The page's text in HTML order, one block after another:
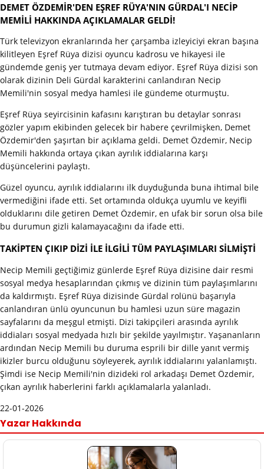
DEMET ÖZDEMİR'DEN EŞREF RÜYA'NIN GÜRDAL'I NECİP
MEMİLİ HAKKINDA AÇIKLAMALAR GELDİ!
Türk televizyon ekranlarında her çarşamba izleyiciyi ekran başına
kilitleyen Eşref Rüya dizisi oyuncu kadrosu ve hikayesi ile
gündemde geniş yer tutmaya devam ediyor. Eşref Rüya dizisi son
olarak dizinin Deli Gürdal karakterini canlandıran Necip
Memili'nin sosyal medya hamlesi ile gündeme oturmuştu.
Eşref Rüya seyircisinin kafasını karıştıran bu detaylar sonrası
gözler yapım ekibinden gelecek bir habere çevrilmişken, Demet
Özdemir'den şaşırtan bir açıklama geldi. Demet Özdemir, Necip
Memili hakkında ortaya çıkan ayrılık iddialarına karşı
düşüncelerini paylaştı.
Güzel oyuncu, ayrılık iddialarını ilk duyduğunda buna ihtimal bile
vermediğini ifade etti. Set ortamında oldukça uyumlu ve keyifli
olduklarını dile getiren Demet Özdemir, en ufak bir sorun olsa bile
bu durumun gizli kalamayacağını da ifade etti.
TAKİPTEN ÇIKIP DİZİ İLE İLGİLİ TÜM PAYLAŞIMLARI SİLMİŞTİ
Necip Memili geçtiğimiz günlerde Eşref Rüya dizisine dair resmi
sosyal medya hesaplarından çıkmış ve dizinin tüm paylaşımlarını
da kaldırmıştı. Eşref Rüya dizisinde Gürdal rolünü başarıyla
canlandıran ünlü oyuncunun bu hamlesi uzun süre magazin
sayfalarını da meşgul etmişti. Dizi takipçileri arasında ayrılık
iddiaları sosyal medyada hızlı bir şekilde yayılmıştır. Yaşananların
ardından Necip Memili bu duruma esprili bir dille yanıt vermiş
ikizler burcu olduğunu söyleyerek, ayrılık iddialarını yalanlamıştı.
Şimdi ise Necip Memili'nin dizideki rol arkadaşı Demet Özdemir,
çıkan ayrılık haberlerini farklı açıklamalarla yalanladı.
22-01-2026
Yazar Hakkında